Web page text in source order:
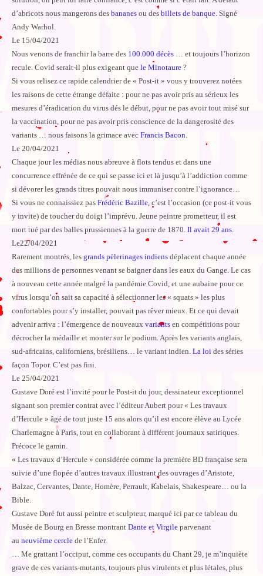
d’abricots nous mangerons des bananes ou des billets de banque. Signé
Andy Warhol.
Le 15/04/2021
Nous venons de franchir la barre des 100.000 décès … et toujours l’horizon
recule. Covid serait-il plus exigeant que le Minotaure ?
Si vous relisez ce rapide calendrier de « Post-it » vous y trouverez notées
les raisons de cette étrange défaite : pour ne pas avoir pris au sérieux les
mesures d’éradication du virus dés le début, pour ne pas avoir tout misé sur
la vaccination, pour ne pas avoir pris conscience de la dangerosité des
variants … nous faisons la grimace avec Francis Bacon.
Le 20/04/2021
Chaque jour les médias nous abreuve à flots tendus et dans une
concurrence effrénée de ce qui se passe ici et là jusqu’à l’addiction comme
si dévorer les grands titres pouvait nous immuniser contre l’ignorance…
Si vous ne connaissiez pas Frédéric Bazille, c’est l’occasion (ce post-it vous
y invite) de toucher du doigt l’imprévu. Jeune peintre prometteur, il est
mort tué par des balles prussiennes à la guerre de 1870. Il avait 29 ans.
Le22/04/2021
Rarement montrés, les grands pèlerinages indiens déplacent chaque année
des millions de personnes venant se baigner dans les eaux du Gange. Le cas
à nouveau cette année malgré la pandémie Covid, et une aubaine pour ce
virus lorsqu’on sait sa capacité à sélectionner les « squats » les plus
confortables pour s’y installer, pouvait pas rêver mieux. Et ce qui devait
advenir arriva : l’émergence de nouveaux variants en compétitions pour
décrocher la médaille et monter sur le podium. Après les variants anglais,
sud-africains, californiens, brésiliens… le variant indien. La loi des séries
façon Topor. C’est pas fini.
Le 25/04/2021
Gustave Doré est l’invité pour le Post-it du jour, dessinateur exceptionnel
signant son premier contrat avec l’éditeur Aubert pour « Les travaux
d’Hercule » âgé de tout juste 15 ans alors qu’il est encore élève au Lycée
Charlemagne à Paris, tout en collaborant à différent journaux satiriques.
Précoce le gamin.
« Les travaux d’Hercule » considérée comme la première BD française sera
suivie d’une flopée d’autres travaux illustrant des ouvrages d’Aristote,
Balzac, Cervantes, Dante, Homère, Perrault, Rabelais, Shakespeare… ou la
Bible.
Gustave Doré fut aussi peintre et sculpteur, marqué ici par ce tableau du
Musée de Bourg en Bresse montrant Dante et Virgile parvenant
au neuvième cercle de l’Enfer.
… Me grattant l’occiput, comme ces occupants du Chant 29, je m’inquiète
grave de ces variants-mutants, toujours plus virulents et plus létales, plus